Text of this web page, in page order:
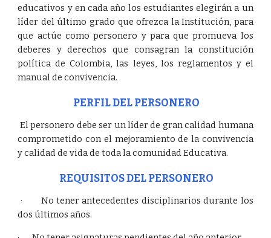
educativos y en cada año los estudiantes elegirán a un
líder del último grado que ofrezca la Institución, para
que actúe como personero y para que promueva los
deberes y derechos que consagran la constitución
política de Colombia, las leyes, los reglamentos y el
manual de convivencia.
PERFIL DEL PERSONERO
El personero debe ser un líder de gran calidad humana
comprometido con el mejoramiento de la convivencia
y calidad de vida de toda la comunidad Educativa.
REQUISITOS DEL PERSONERO
· No tener antecedentes disciplinarios durante los
dos últimos años.